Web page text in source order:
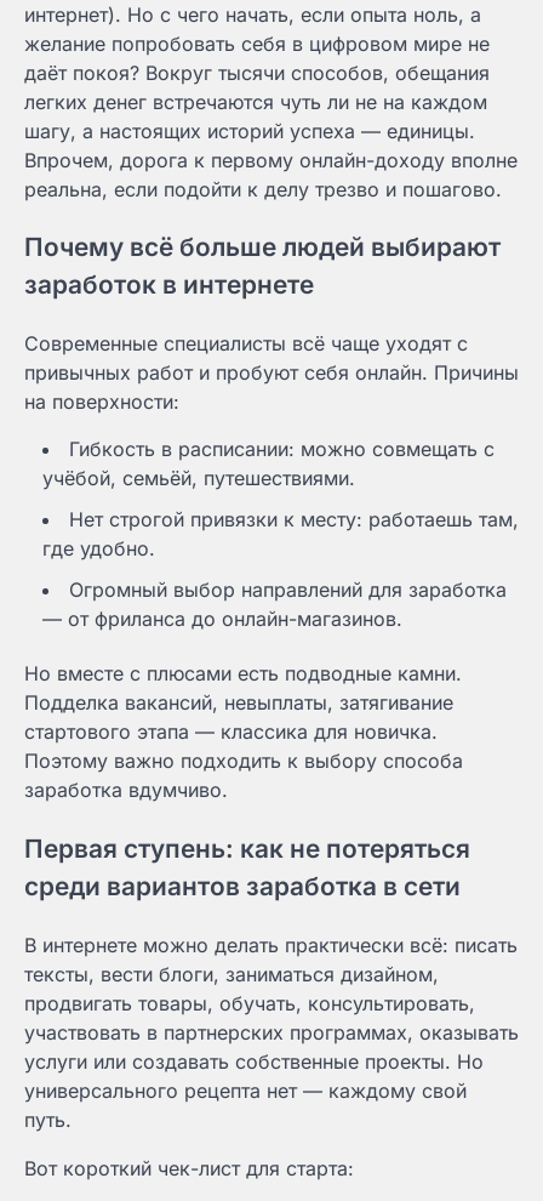
интернет). Но с чего начать, если опыта ноль, а
желание попробовать себя в цифровом мире не
даёт покоя? Вокруг тысячи способов, обещания
легких денег встречаются чуть ли не на каждом
шагу, а настоящих историй успеха — единицы.
Впрочем, дорога к первому онлайн-доходу вполне
реальна, если подойти к делу трезво и пошагово.
Почему всё больше людей выбирают
заработок в интернете
Современные специалисты всё чаще уходят с
привычных работ и пробуют себя онлайн. Причины
на поверхности:
Гибкость в расписании: можно совмещать с
учёбой, семьёй, путешествиями.
Нет строгой привязки к месту: работаешь там,
где удобно.
Огромный выбор направлений для заработка
— от фриланса до онлайн-магазинов.
Но вместе с плюсами есть подводные камни.
Подделка вакансий, невыплаты, затягивание
стартового этапа — классика для новичка.
Поэтому важно подходить к выбору способа
заработка вдумчиво.
Первая ступень: как не потеряться
среди вариантов заработка в сети
В интернете можно делать практически всё: писать
тексты, вести блоги, заниматься дизайном,
продвигать товары, обучать, консультировать,
участвовать в партнерских программах, оказывать
услуги или создавать собственные проекты. Но
универсального рецепта нет — каждому свой
путь.
Вот короткий чек-лист для старта: